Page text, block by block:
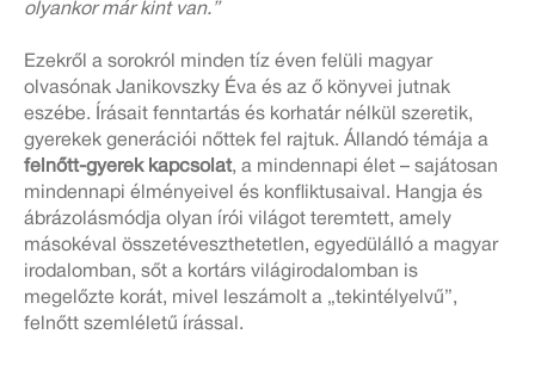
olyankor már kint van.”
Ezekről a sorokról minden tíz éven felüli magyar
olvasónak Janikovszky Éva és az ő könyvei jutnak
eszébe. Írásait fenntartás és korhatár nélkül szeretik,
gyerekek generációi nőttek fel rajtuk. Állandó témája a
felnőtt-gyerek kapcsolat, a mindennapi élet – sajátosan
mindennapi élményeivel és konfliktusaival. Hangja és
ábrázolásmódja olyan írói világot teremtett, amely
másokéval összetéveszthetetlen, egyedülálló a magyar
irodalomban, sőt a kortárs világirodalomban is
megelőzte korát, mivel leszámolt a „tekintélyelvű”,
felnőtt szemléletű írással.